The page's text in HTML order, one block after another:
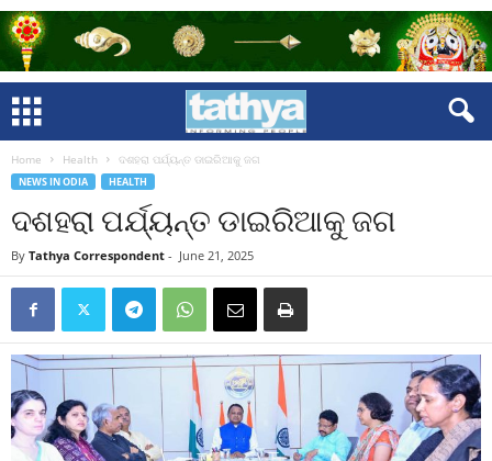
Home Health ଦଶହରା ପର୍ଯ୍ୟନ୍ତ ଡାଇରିଆକୁ ଜଗ
NEWS IN ODIA HEALTH
ଦଶହରା ପର୍ଯ୍ୟନ୍ତ ଡାଇରିଆକୁ ଜଗ
By Tathya Correspondent - June 21, 2025